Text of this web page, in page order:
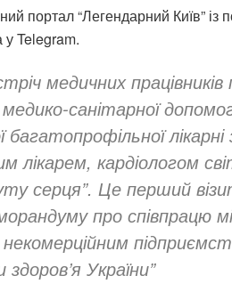
портал “Легендарний Київ” із
у Telegram.
медичних
санітарної
лікарем, кардіологом
серця”. Це перший
про співпрацю
України”